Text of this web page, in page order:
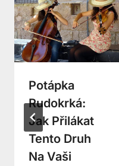
Potápka
Rudokrká:
Jak Přilákat
Tento Druh
Na Vaši